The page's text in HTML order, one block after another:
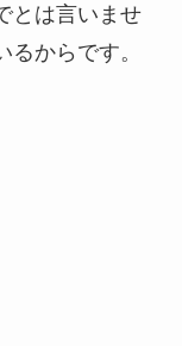
とは言いませ
からです。